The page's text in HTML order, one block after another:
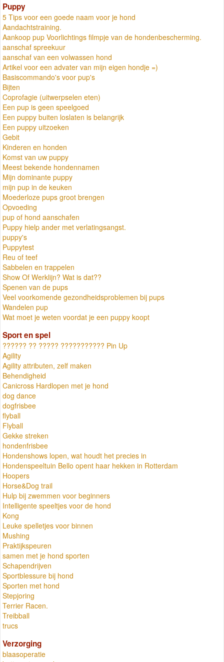
Puppy
5 Tips voor een goede naam voor je hond
Aandachtstraining.
Aankoop pup Voorlichtings filmpje van de hondenbescherming.
aanschaf spreekuur
aanschaf van een volwassen hond
Artikel voor een advater van mijn eigen hondje =)
Basiscommando's voor pup's
Bijten
Coprofagie (uitwerpselen eten)
Een pup is geen speelgoed
Een puppy buiten loslaten is belangrijk
Een puppy uitzoeken
Gebit
Kinderen en honden
Komst van uw puppy
Meest bekende hondennamen
Mijn dominante puppy
mijn pup in de keuken
Moederloze pups groot brengen
Opvoeding
pup of hond aanschafen
Puppy hielp ander met verlatingsangst.
puppy's
Puppytest
Reu of teef
Sabbelen en trappelen
Show Of Werklijn? Wat is dat??
Spenen van de pups
Veel voorkomende gezondheidsproblemen bij pups
Wandelen pup
Wat moet je weten voordat je een puppy koopt
Sport en spel
?????? ?? ????? ??????????? Pin Up
Agility
Agility attributen, zelf maken
Behendigheid
Canicross Hardlopen met je hond
dog dance
dogfrisbee
flyball
Flyball
Gekke streken
hondenfrisbee
Hondenshows lopen, wat houdt het precies in
Hondenspeeltuin Bello opent haar hekken in Rotterdam
Hoopers
Horse&Dog trail
Hulp bij zwemmen voor beginners
Intelligente speeltjes voor de hond
Kong
Leuke spelletjes voor binnen
Mushing
Praktijkspeuren
samen met je hond sporten
Schapendrijven
Sportblessure bij hond
Sporten met hond
Stepjoring
Terrier Racen.
Treibball
trucs
Verzorging
blaasoperatie